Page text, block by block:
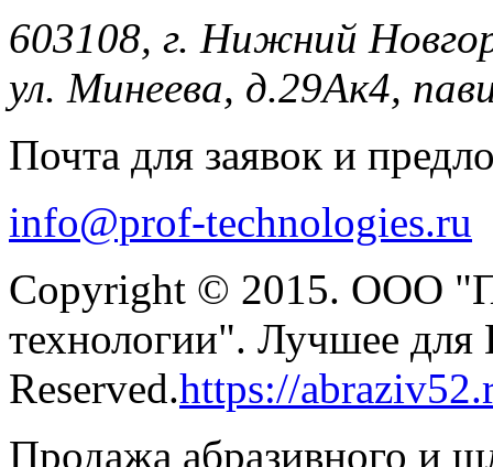
603108, г. Нижний
ул. Минеева, д.29Ак4,
Почта для заявок и
info@prof-technologies.ru
Copyright © 2015. ООО
технологии". Лучшее
Reserved.https://
Продажа абразивного и